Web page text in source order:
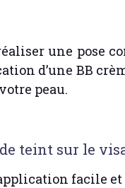
une pose
d’une BB
peau.
teint sur le
facile